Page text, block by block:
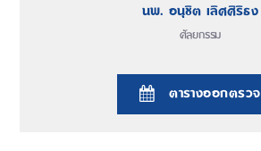
ศัลยกรรม
นพ. อนุชิต เลิศศิริธง
ตารางออกตรวจ